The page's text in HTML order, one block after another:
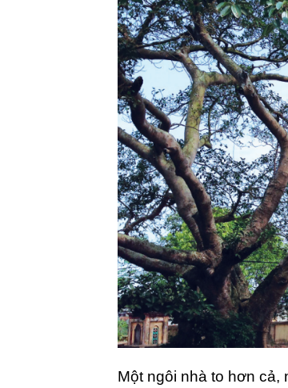
Một ngôi nhà to hơn cả,